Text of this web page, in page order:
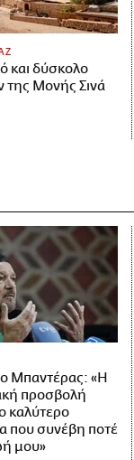
και δύσκολο
της Μονής Σινά
Μπαντέρας: «Η
προσβολή
καλύτερο
που συνέβη ποτέ
μου»